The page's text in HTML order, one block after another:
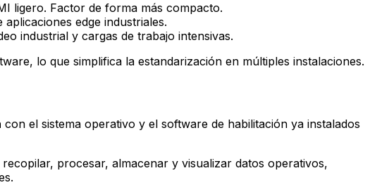
ligero. Factor de forma más compacto.
edge industriales.
industrial y cargas de trabajo intensivas.
lo que simplifica la estandarización en múltiples instalaciones.
con el sistema operativo y el software de habilitación ya instalados
procesar, almacenar y visualizar datos operativos,